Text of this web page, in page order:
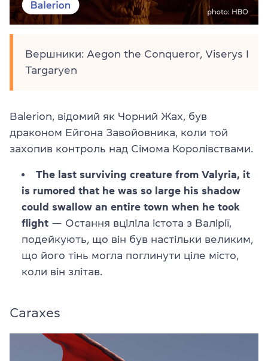
Вершники: Aegon the Conqueror, Viserys I
Targaryen
Balerion, відомий як Чорний Жах, був
драконом Ейгона Завойовника, коли той
захопив контроль над Сімома Королівствами.
The last surviving creature from Valyria, it
is rumored that he was so large his shadow
could swallow an entire town when he took
flight — Остання вціліла істота з Валірії,
подейкують, що він був настільки великим,
що його тінь могла поглинути ціле місто,
коли він злітав.
Caraxes